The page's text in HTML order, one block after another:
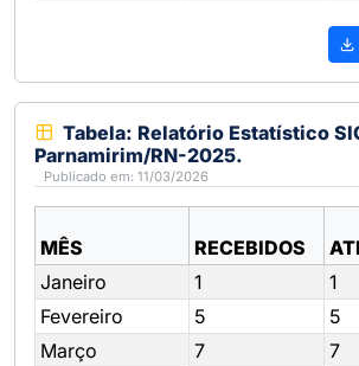
Tabela: Relatório Estatístico
Parnamirim/RN-2025.
Publicado em: 11/03/2026
MÊS RECEBIDOS
Janeiro
1 1
Fevereiro
5 5
Março
7 7